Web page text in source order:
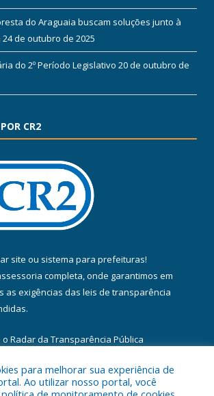
do Araguaia buscam soluções junto à
24 de outubro de 2025
do 2º Período Legislativo 20 de outubro de
CR2
site ou sistema para prefeituras!
completa, onde garantimos em
as exigências das leis de transparência
o Radar da Transparência Pública
para melhorar sua experiência de
Ao utilizar nosso portal, você